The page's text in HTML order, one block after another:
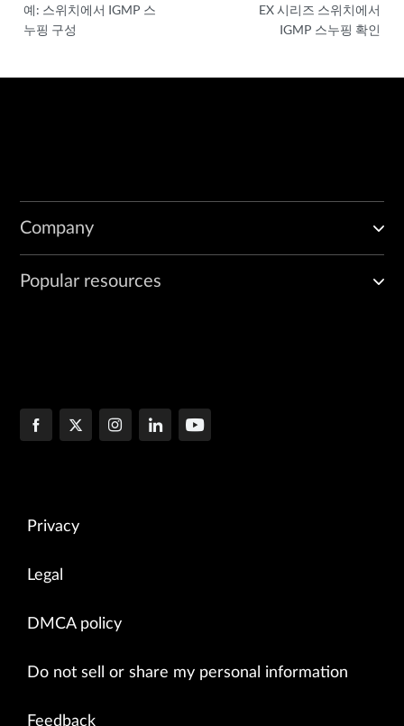
예: 스위치에서 IGMP 스
누핑 구성
EX 시리즈 스위치에서
IGMP 스누핑 확인
Company
Popular resources
Privacy
Legal
DMCA policy
Do not sell or share my personal information
Feedback